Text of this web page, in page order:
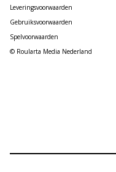
Leveringsvoorwaarden
Gebruiksvoorwaarden
Spelvoorwaarden
© Roularta Media Nederland